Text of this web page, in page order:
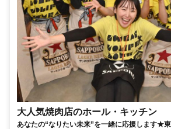
大人気焼肉店のホール・キッチン
あなたの“なりたい未来”を一緒に応援します★